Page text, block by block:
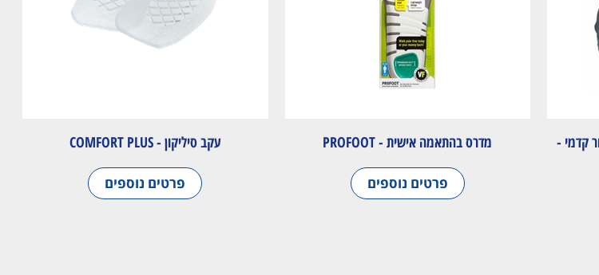
קדמי -
מדרס בהתאמה אישית - PROFOOT
פרטים נוספים
עקב סיליקון - COMFORT PLUS
פרטים נוספים